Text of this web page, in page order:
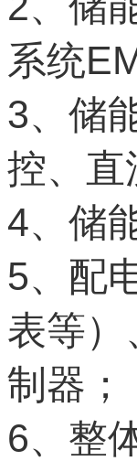
系统
3、储
控、直
4、储
5、配
表等）
制器；
6、整